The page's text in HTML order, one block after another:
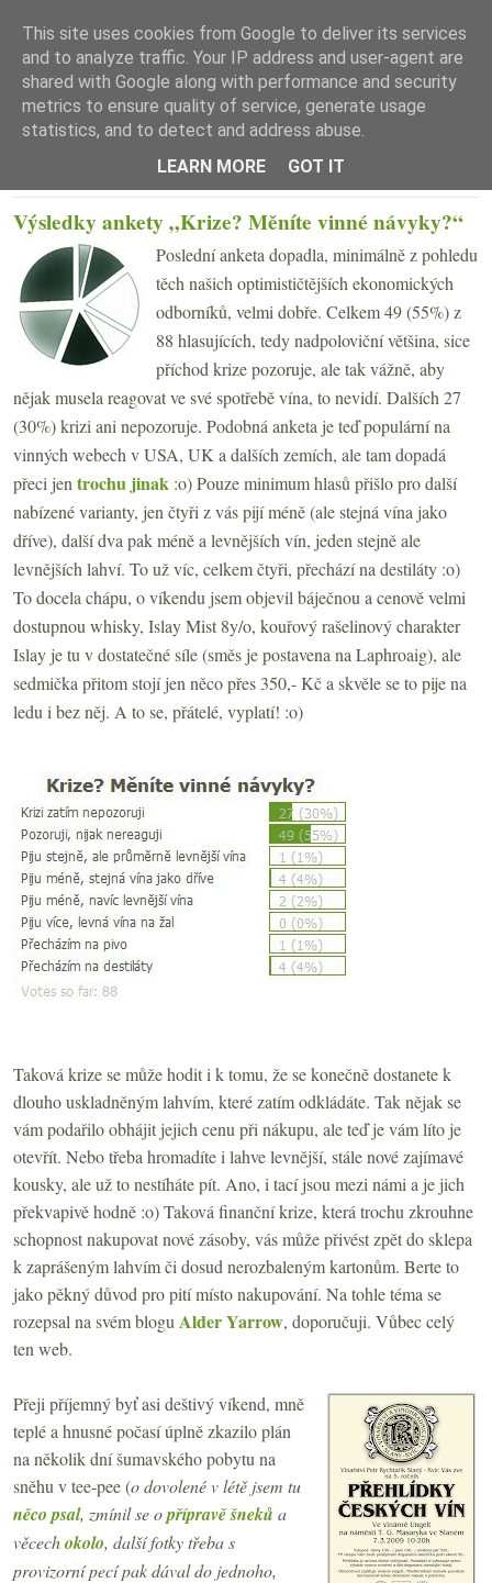
☰ Menu
Výsledky ankety „Krize? Měníte vinné návyky?“
Poslední anketa dopadla, minimálně z pohledu
těch našich optimističtějších ekonomických
odborníků, velmi dobře. Celkem 49 (55%) z
88 hlasujících, tedy nadpoloviční většina, sice
příchod krize pozoruje, ale tak vážně, aby
nějak musela reagovat ve své spotřebě vína, to nevidí. Dalších 27
(30%) krizi ani nepozoruje. Podobná anketa je teď populární na
vinných webech v USA, UK a dalších zemích, ale tam dopadá
přeci jen trochu jinak :o) Pouze minimum hlasů přišlo pro další
nabízené varianty, jen čtyři z vás pijí méně (ale stejná vína jako
dříve), další dva pak méně a levnějších vín, jeden stejně ale
levnějších lahví. To už víc, celkem čtyři, přechází na destiláty :o)
To docela chápu, o víkendu jsem objevil báječnou a cenově velmi
dostupnou whisky, Islay Mist 8y/o, kouřový rašelinový charakter
Islay je tu v dostatečné síle (směs je postavena na Laphroaig), ale
sedmička přitom stojí jen něco přes 350,- Kč a skvěle se to pije na
ledu i bez něj. A to se, přátelé, vyplatí! :o)
Taková krize se může hodit i k tomu, že se konečně dostanete k
dlouho uskladněným lahvím, které zatím odkládáte. Tak nějak se
vám podařilo obhájit jejich cenu při nákupu, ale teď je vám líto je
otevřít. Nebo třeba hromadíte i lahve levnější, stále nové zajímavé
kousky, ale už to nestíháte pít. Ano, i tací jsou mezi námi a je jich
překvapivě hodně :o) Taková finanční krize, která trochu zkrouhne
schopnost nakupovat nové zásoby, vás může přivést zpět do sklepa
k zaprášeným lahvím či dosud nerozbaleným kartonům. Berte to
jako pěkný důvod pro pití místo nakupování. Na tohle téma se
rozepsal na svém blogu Alder Yarrow, doporučuji. Vůbec celý
ten web.
Přeji příjemný byť asi deštivý víkend, mně
teplé a hnusné počasí úplně zkazilo plán
na několik dní šumavského pobytu na
sněhu v tee-pee (o dovolené v létě jsem tu
něco psal, zmínil se opřípravě šneků a
věcechokolo, další fotky třeba s
provizorní pecí pak dával do jednoho,
This site uses cookies from Google to deliver its services
and to analyze traffic. Your IP address and user-agent are
shared with Google along with performance and security
metrics to ensure quality of service, generate usage
statistics, and to detect and address abuse.
LEARN MORE
GOT IT